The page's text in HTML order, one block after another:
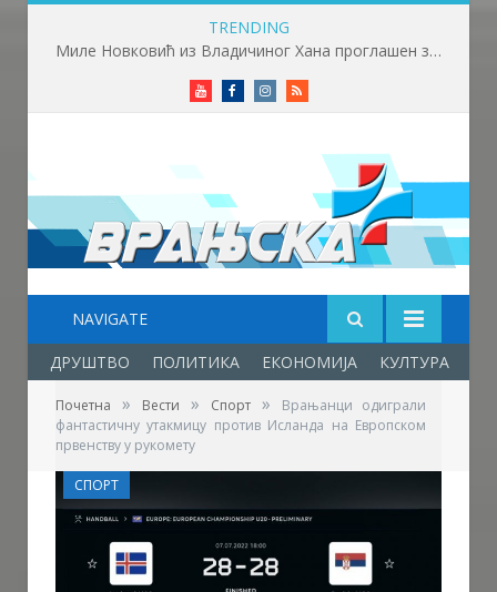
TRENDING
Бициклима до Хиландара – Далибор и Душан кренули на ходочашће дуго 400 километара
YoutubeFacebookInstagram
RSS
NAVIGATE
ДРУШТВО ПОЛИТИКА ЕКОНОМИЈА КУЛТУРА
Почетна » Вести » Спорт »
Врањанци одиграли
фантастичну утакмицу против Исланда на Европском
првенству у рукомету
СПОРТ